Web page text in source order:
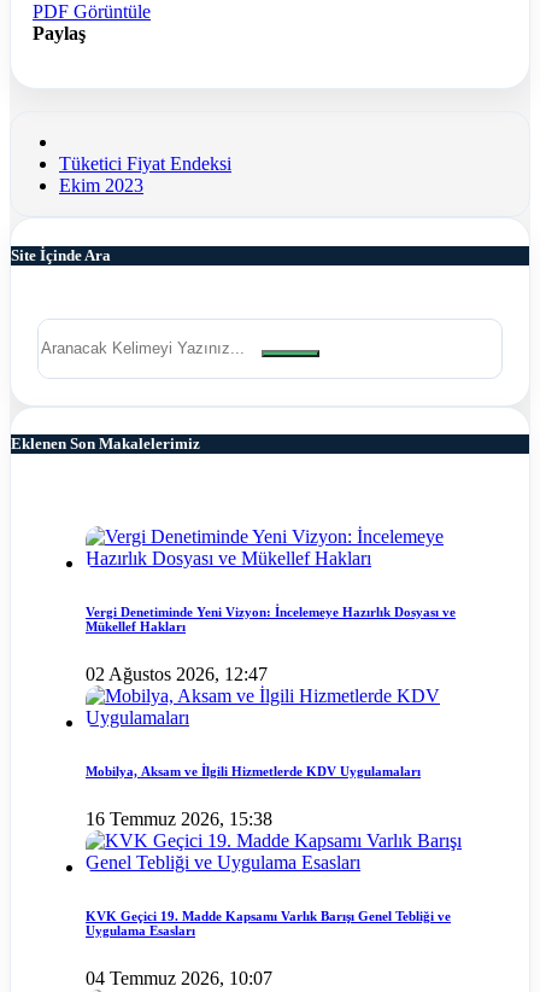
PDF Görüntüle
Paylaş
Tüketici Fiyat Endeksi
Ekim 2023
Site İçinde Ara
Eklenen Son Makalelerimiz
Vergi Denetiminde Yeni Vizyon: İncelemeye Hazırlık Dosyası ve
Mükellef Hakları
02 Ağustos 2026, 12:47
Mobilya, Aksam ve İlgili Hizmetlerde KDV Uygulamaları
16 Temmuz 2026, 15:38
KVK Geçici 19. Madde Kapsamı Varlık Barışı Genel Tebliği ve
Uygulama Esasları
04 Temmuz 2026, 10:07